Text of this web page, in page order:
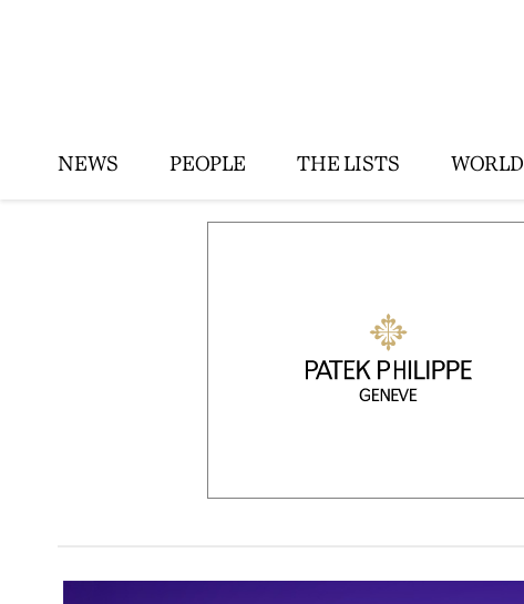
NEWS PEOPLE THE LISTS WORLD